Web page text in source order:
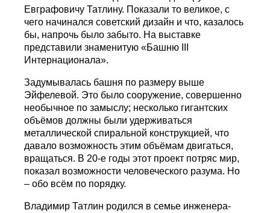
Евграфовичу Татлину. Показали то великое, с
чего начинался советский дизайн и что, казалось
бы, напрочь было забыто. На выставке
представили знаменитую «Башню III
Интернационала».
Задумывалась башня по размеру выше
Эйфелевой. Это было сооружение, совершенно
необычное по замыслу; несколько гигантских
объёмов должны были удерживаться
металлической спиральной конструкцией, что
давало возможность этим объёмам двигаться,
вращаться. В 20-е годы этот проект потряс мир,
показал возможности человеческого разума. Но
– обо всём по порядку.
Владимир Татлин родился в семье инженера-